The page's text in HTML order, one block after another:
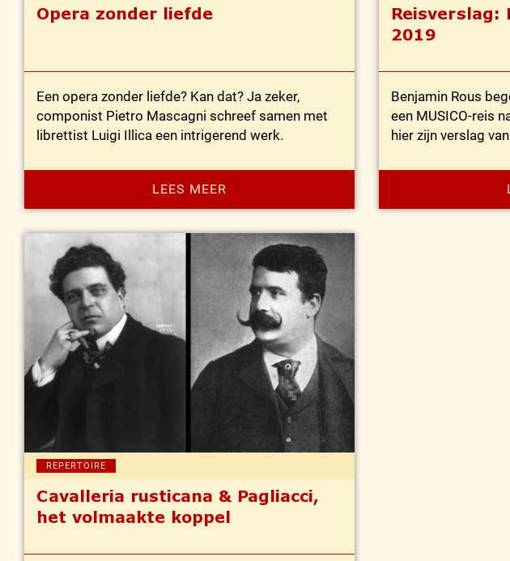
Opera zonder liefde
Een opera zonder liefde? Kan dat? Ja zeker,
componist Pietro Mascagni schreef samen met
librettist Luigi Illica een intrigerend werk.
LEES MEER
Reisverslag:
2019
Benjamin Rous
een MUSICO-reis
hier zijn verslag
REPERTOIRE
Cavalleria rusticana & Pagliacci,
het volmaakte koppel